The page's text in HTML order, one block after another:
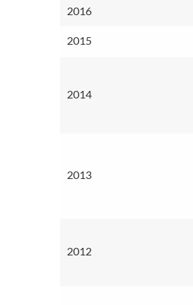
2016
2015
2014
2013
2012